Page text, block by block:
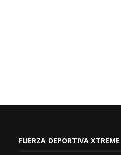
FUERZA DEPORTIVA XTREME